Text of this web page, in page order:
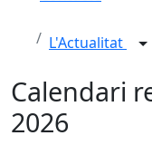
L'Actualitat
Calendari
2026